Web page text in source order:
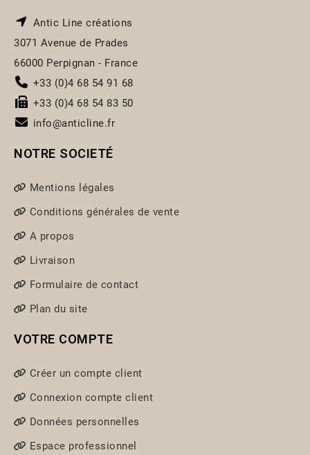
Antic Line créations
3071 Avenue de Prades
66000 Perpignan - France
+33 (0)4 68 54 91 68
+33 (0)4 68 54 83 50
info@anticline.fr
NOTRE SOCIETÉ
Mentions légales
Conditions générales de vente
A propos
Livraison
Formulaire de contact
Plan du site
VOTRE COMPTE
Créer un compte client
Connexion compte client
Données personnelles
Espace professionnel